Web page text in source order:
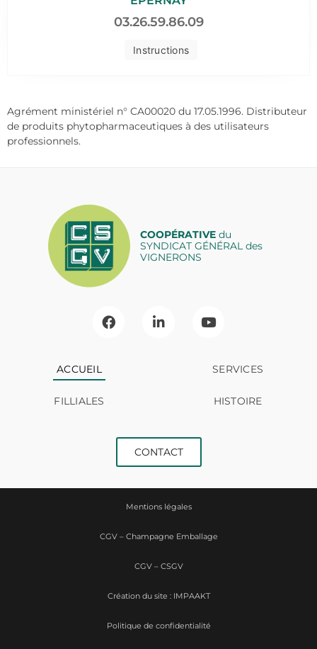
Instructions
03.26.59.86.09
Agrément ministériel n° CA00020 du 17.05.1996. Distributeur
de produits phytopharmaceutiques à des utilisateurs
professionnels.
COOPÉRATIVEdu
SYNDICAT GÉNÉRAL des
VIGNERONS
ACCUEIL SERVICES
FILLIALES HISTOIRE
CONTACT
Mentions légales
CGV – Champagne Emballage
CGV – CSGV
Politique de confidentialité
Création du site : IMPAAKT